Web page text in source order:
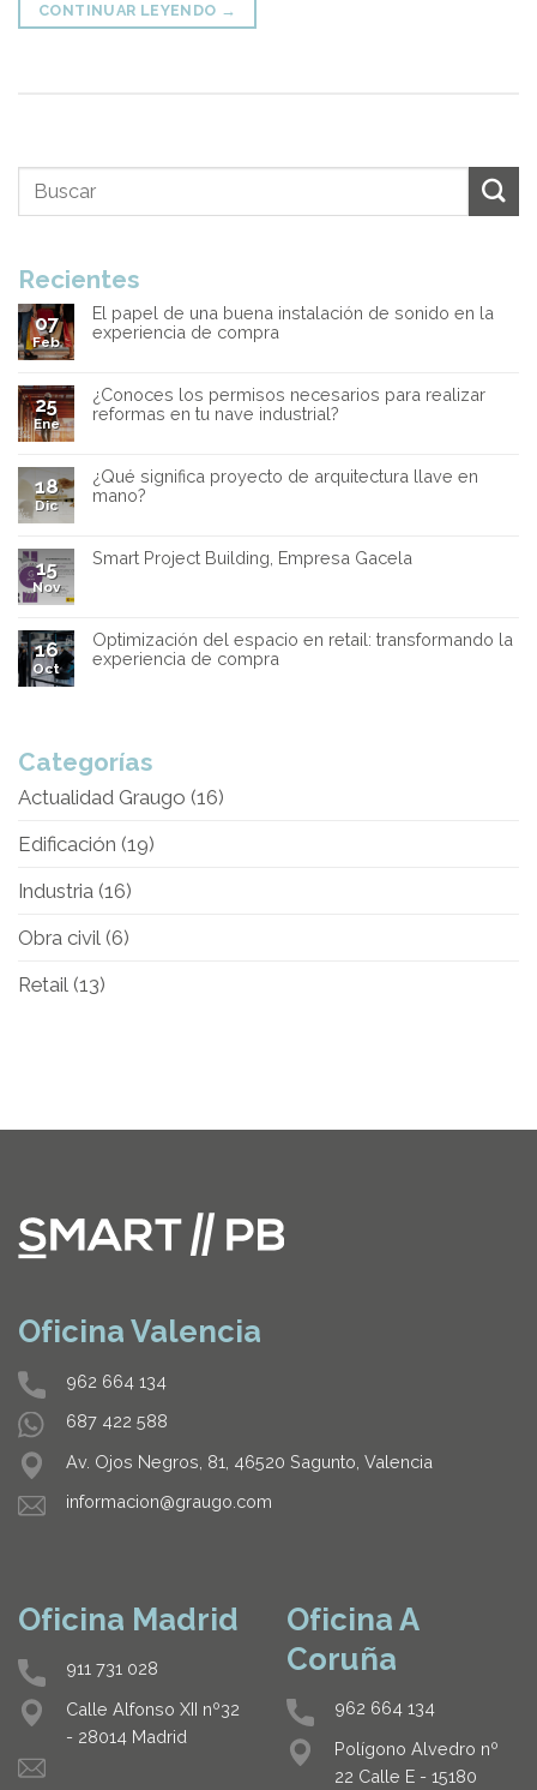
CONTINUAR LEYENDO →
Recientes
07
Feb
El papel de una buena instalación de sonido en la
experiencia de compra
25
Ene
¿Conoces los permisos necesarios para realizar
reformas en tu nave industrial?
18
Dic
¿Qué significa proyecto de arquitectura llave en
mano?
15
Nov
Smart Project Building, Empresa Gacela
16
Oct
Optimización del espacio en retail: transformando la
experiencia de compra
Categorías
Actualidad Graugo (16)
Edificación (19)
Industria (16)
Obra civil (6)
Retail (13)
Oficina Madrid
911 731 028
Calle Alfonso XII nº32
- 28014 Madrid
Oficina Valencia
962 664 134
687 422 588
Av. Ojos Negros, 81, 46520 Sagunto, Valencia
informacion@graugo.com
Oficina A
Coruña
962 664 134
Polígono Alvedro nº
22 Calle E - 15180